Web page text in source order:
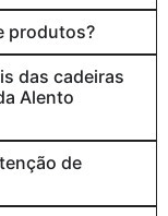
produtos?
das cadeiras
Alento
de